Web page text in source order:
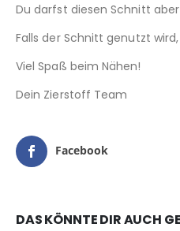
Du darfst diesen Schnitt
Falls der Schnitt genutzt
Viel Spaß beim Nähen!
Dein Zierstoff Team
Facebook
DAS KÖNNTE DIR AUCH